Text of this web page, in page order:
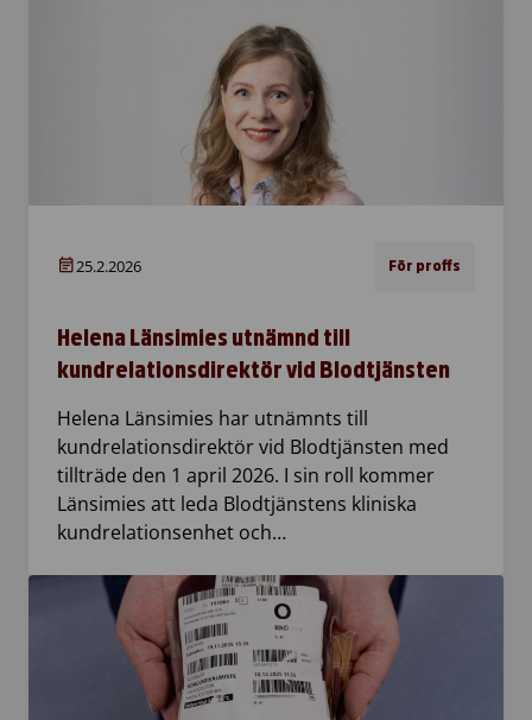
25.2.2026 För proffs
Helena Länsimies utnämnd till
kundrelationsdirektör vid Blodtjänsten
Helena Länsimies har utnämnts till
kundrelationsdirektör vid Blodtjänsten med
tillträde den 1 april 2026. I sin roll kommer
Länsimies att leda Blodtjänstens kliniska
kundrelationsenhet och…